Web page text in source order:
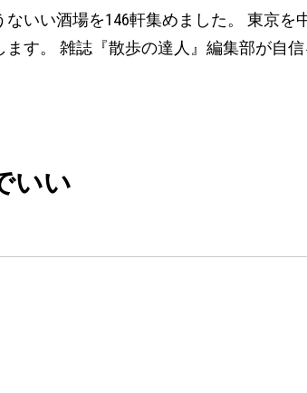
いい酒場を146軒集めました。 東京を
す。 雑誌『散歩の達人』編集部が自
いい